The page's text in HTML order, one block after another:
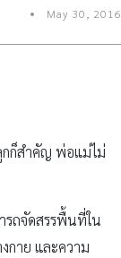
May 30, 2016
กก็สำคัญ พ่อแม่ไม่
ถจัดสรรพื้นที่ใน
กาย และความ